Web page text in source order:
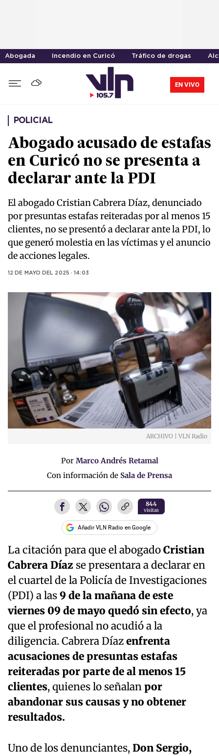
Abogada Incendio en Curicó Tráfico de drogas
EN VIVO
POLICIAL
Abogado acusado de estafas
en Curicó no se presenta a
declarar ante la PDI
El abogado Cristian Cabrera Díaz, denunciado
por presuntas estafas reiteradas por al menos 15
clientes, no se presentó a declarar ante la PDI, lo
que generó molestia en las víctimas y el anuncio
de acciones legales.
12 DE MAYO DEL 2025 · 14:03
ARCHIVO | VLN Radio
Por Marco Andrés Retamal
Con información de Sala de Prensa
844
visitas
Añadir VLN Radio en Google
La citación para que el abogadoCristian
Cabrera Díaz se presentara a declarar en
el cuartel de la Policía de Investigaciones
(PDI) a las9 de la mañana de este
viernes 09 de mayo quedó sin efecto, ya
que el profesional no acudió a la
diligencia. Cabrera Díazenfrenta
acusaciones de presuntas estafas
reiteradas por parte de al menos 15
clientes, quienes lo señalanpor
abandonar sus causas y no obtener
resultados.
Uno de los denunciantes,Don Sergio,